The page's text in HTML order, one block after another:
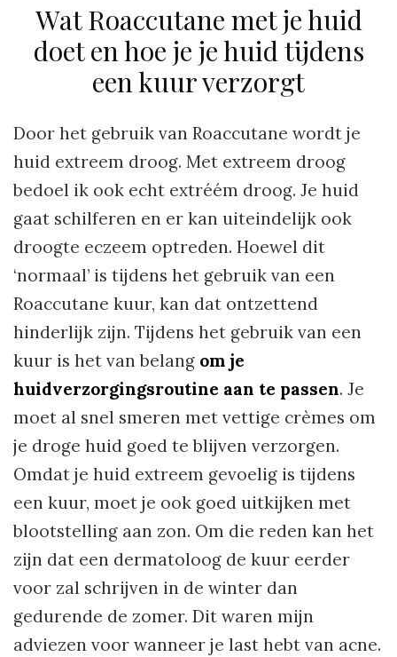
Wat Roaccutane met je huid
doet en hoe je je huid tijdens
een kuur verzorgt
Door het gebruik van Roaccutane wordt je
huid extreem droog. Met extreem droog
bedoel ik ook echt extréém droog. Je huid
gaat schilferen en er kan uiteindelijk ook
droogte eczeem optreden. Hoewel dit
‘normaal’ is tijdens het gebruik van een
Roaccutane kuur, kan dat ontzettend
hinderlijk zijn. Tijdens het gebruik van een
kuur is het van belang om je
huidverzorgingsroutine aan te passen. Je
moet al snel smeren met vettige crèmes om
je droge huid goed te blijven verzorgen.
Omdat je huid extreem gevoelig is tijdens
een kuur, moet je ook goed uitkijken met
blootstelling aan zon. Om die reden kan het
zijn dat een dermatoloog de kuur eerder
voor zal schrijven in de winter dan
gedurende de zomer. Dit waren mijn
adviezen voor wanneer je last hebt van acne.